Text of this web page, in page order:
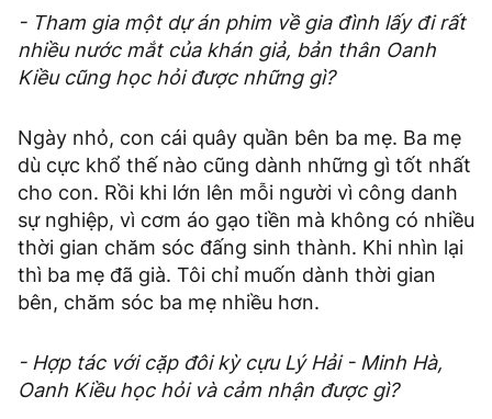
- Tham gia một dự án phim về gia đình lấy đi rất
nhiều nước mắt của khán giả, bản thân Oanh
Kiều cũng học hỏi được những gì?
Ngày nhỏ, con cái quây quần bên ba mẹ. Ba mẹ
dù cực khổ thế nào cũng dành những gì tốt nhất
cho con. Rồi khi lớn lên mỗi người vì công danh
sự nghiệp, vì cơm áo gạo tiền mà không có nhiều
thời gian chăm sóc đấng sinh thành. Khi nhìn lại
thì ba mẹ đã già. Tôi chỉ muốn dành thời gian
bên, chăm sóc ba mẹ nhiều hơn.
- Hợp tác với cặp đôi kỳ cựu Lý Hải - Minh Hà,
Oanh Kiều học hỏi và cảm nhận được gì?